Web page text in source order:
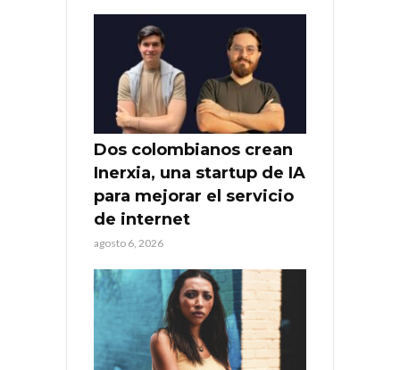
Dos colombianos crean
Inerxia, una startup de IA
para mejorar el servicio
de internet
agosto 6, 2026